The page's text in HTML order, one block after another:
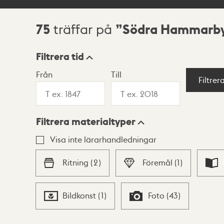
Sökresultat
75 träffar på Södra
Visningsläge
Lista Karta
Filtrera tid
Från Till
Filtrera materialtyper
Visa inte lärarhandledningar
Ritning (2) Föremål (1)
Bildkonst (1) Foto (43)